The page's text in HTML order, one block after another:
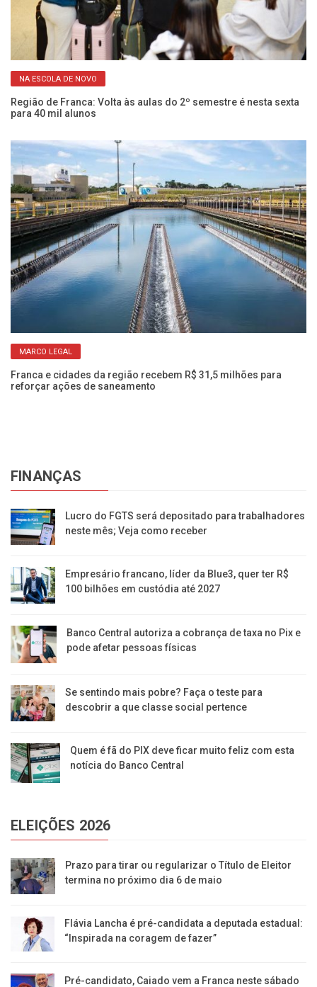
NA ESCOLA DE NOVO
Região de Franca: Volta às aulas do 2º semestre é nesta sexta
para 40 mil alunos
MARCO LEGAL
Franca e cidades da região recebem R$ 31,5 milhões para
reforçar ações de saneamento
FINANÇAS
Lucro do FGTS será depositado para trabalhadores
neste mês; Veja como receber
Empresário francano, líder da Blue3, quer ter R$
100 bilhões em custódia até 2027
Banco Central autoriza a cobrança de taxa no Pix e
pode afetar pessoas físicas
Se sentindo mais pobre? Faça o teste para
descobrir a que classe social pertence
Quem é fã do PIX deve ficar muito feliz com esta
notícia do Banco Central
ELEIÇÕES 2026
Prazo para tirar ou regularizar o Título de Eleitor
termina no próximo dia 6 de maio
Flávia Lancha é pré-candidata a deputada estadual:
“Inspirada na coragem de fazer”
Pré-candidato, Caiado vem a Franca neste sábado